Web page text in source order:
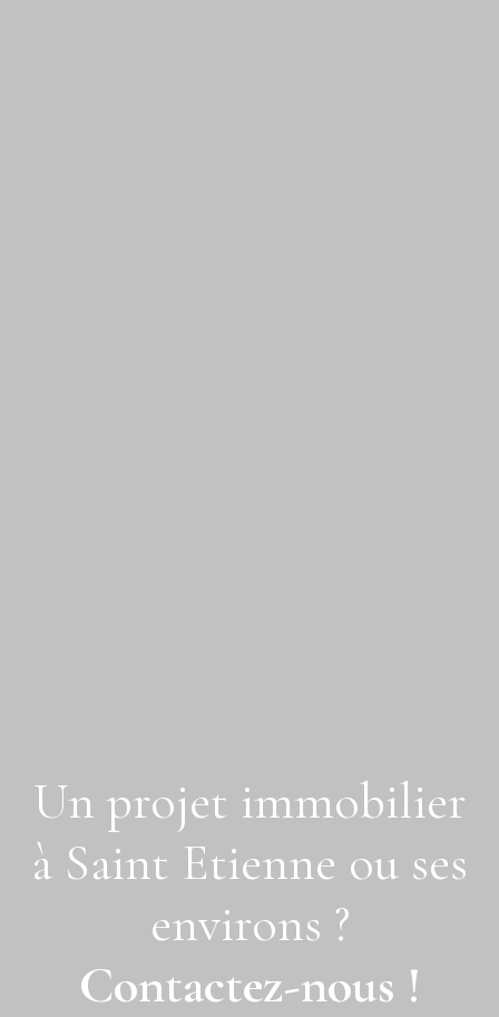
Un projet immobilier
à Saint Etienne ou ses
environs ?
Contactez-nous !